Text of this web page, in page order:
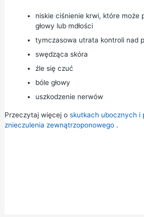
niskie ciśnienie krwi, które może
głowy lub mdłości
tymczasowa utrata kontroli nad
swędząca skóra
źle się czuć
bóle głowy
uszkodzenie nerwów
Przeczytaj więcej o skutkach ubocznych i
znieczulenia zewnątrzoponowego.